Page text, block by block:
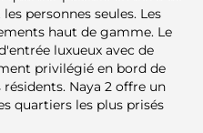
personnes seules. Les
haut de gamme. Le
luxueux avec de
privilégié en bord de
Naya 2 offre un
quartiers les plus prisés